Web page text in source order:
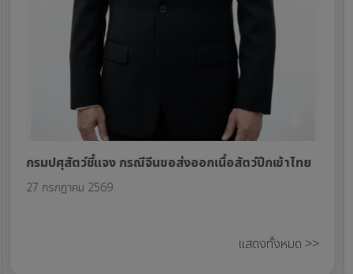
กรมปศุสัตว์ชี้แจง กรณีจีนขอส่งออกเนื้อสัตว์ปีกเข้าไทย
27 กรกฎาคม 2569
แสดงทั้งหมด >>